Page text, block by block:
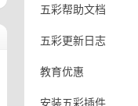
五彩帮助文档
五彩更新日志
教育优惠
安装五彩插件